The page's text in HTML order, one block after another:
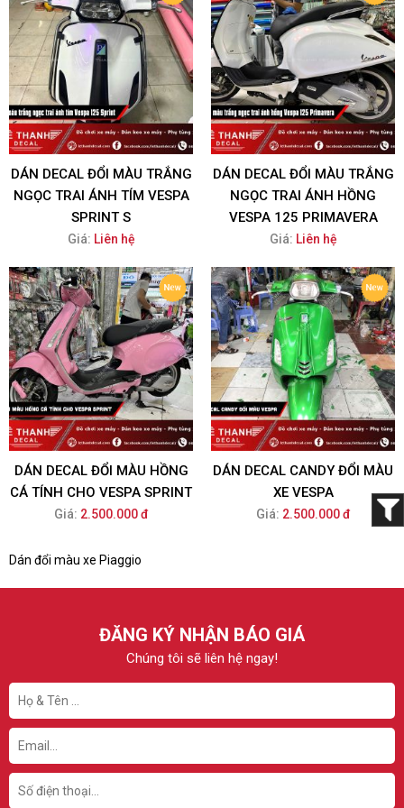
DÁN DECAL ĐỔI MÀU TRẮNG
NGỌC TRAI ÁNH TÍM VESPA
SPRINT S
Giá: Liên hệ
DÁN DECAL ĐỔI MÀU TRẮNG
NGỌC TRAI ÁNH HỒNG
VESPA 125 PRIMAVERA
Giá: Liên hệ
DÁN DECAL ĐỔI MÀU HỒNG
CÁ TÍNH CHO VESPA SPRINT
Giá: 2.500.000 đ
DÁN DECAL CANDY ĐỔI MÀU
XE VESPA
Giá: 2.500.000 đ
Dán đổi màu xe Piaggio
ĐĂNG KÝ NHẬN BÁO GIÁ
Chúng tôi sẽ liên hệ ngay!